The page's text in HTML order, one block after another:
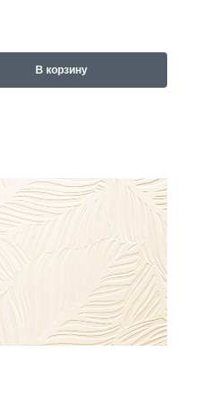
В корзину